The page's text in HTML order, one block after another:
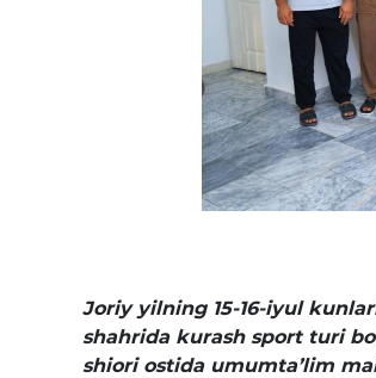
Akkreditatsiya
Infografika
Korrupsiyaga
Murojaatlar
E'lonlar
Joriy yilning 15-16-iyul
shahrida kurash sport turi
shiori ostida umumta’lim